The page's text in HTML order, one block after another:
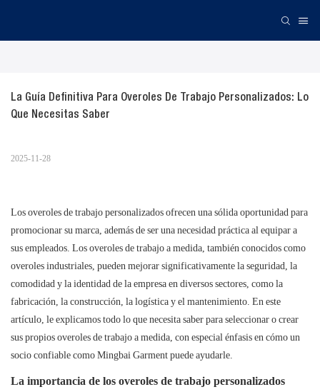
La Guía Definitiva Para Overoles De Trabajo Personalizados: Lo
Que Necesitas Saber
2025-11-28
Los overoles de trabajo personalizados ofrecen una sólida oportunidad para
promocionar su marca, además de ser una necesidad práctica al equipar a
sus empleados. Los overoles de trabajo a medida, también conocidos como
overoles industriales, pueden mejorar significativamente la seguridad, la
comodidad y la identidad de la empresa en diversos sectores, como la
fabricación, la construcción, la logística y el mantenimiento. En este
artículo, le explicamos todo lo que necesita saber para seleccionar o crear
sus propios overoles de trabajo a medida, con especial énfasis en cómo un
socio confiable como Mingbai Garment puede ayudarle.
La importancia de los overoles de trabajo personalizados